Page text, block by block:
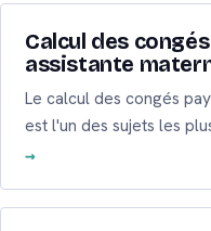
Calcul des
assistante
Le calcul des congés
est l'un des sujets les